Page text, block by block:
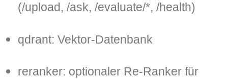
(/upload, /ask, /evaluate/*, /health)
qdrant: Vektor-Datenbank
reranker: optionaler Re-Ranker für